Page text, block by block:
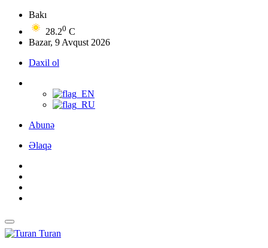
Bakı
28.20 C
Bazar, 9 Avqust 2026
Daxil ol
Abunə
Əlaqə
Turan